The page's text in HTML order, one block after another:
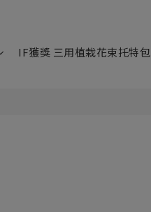
IF獲獎 三用植栽花束托特包